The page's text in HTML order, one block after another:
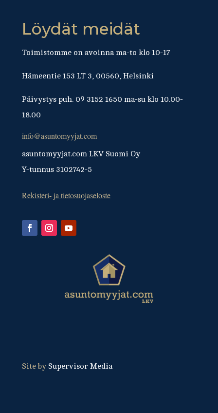
Löydät meidät
Toimistomme on avoinna ma-to klo 10-17
Hämeentie 153 LT 3, 00560, Helsinki
Päivystys puh. 09 3152 1650 ma-su klo 10.00-
18.00
info@asuntomyyjat.com
asuntomyyjat.com LKV Suomi Oy
Y-tunnus 3102742-5
Rekisteri- ja tietosuojaseloste
Site bySupervisor Media